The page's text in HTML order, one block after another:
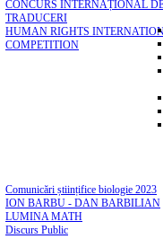
CONCURS INTERNAȚIONAL
TRADUCERI
HUMAN RIGHTS
COMPETITION
Comunicări științifice biologie 2023
ION BARBU - DAN BARBILIAN
LUMINA MATH
Discurs Public